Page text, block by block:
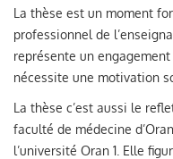
La thèse est un moment
professionnel de
représente un
nécessite une motivation
La thèse c’est aussi le
faculté de médecine
l’université Oran 1. Elle